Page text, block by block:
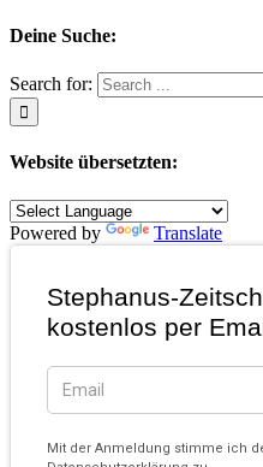
Deine Suche:
Search for:
Website übersetzten:
Powered by Translate